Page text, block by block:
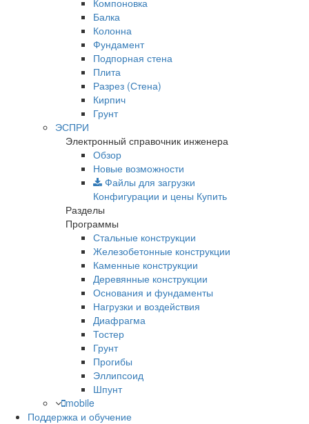
Балка
Колонна
Фундамент
Подпорная стена
Плита
Разрез (Стена)
Кирпич
Грунт
ЭСПРИ
Электронный справочник инженера
Обзор
Новые возможности
Файлы для загрузки
Конфигурации и цены Купить
Разделы
Программы
Стальные конструкции
Железобетонные конструкции
Каменные конструкции
Деревянные конструкции
Основания и фундаменты
Нагрузки и воздействия
Диафрагма
Тостер
Грунт
Прогибы
Эллипсоид
Шпунт
mobile
Поддержка и обучение